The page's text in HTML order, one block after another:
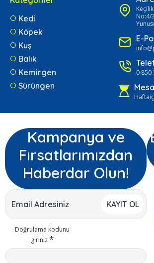
Kedi
Köpek
Kuş
Balık
Kemirgen
Sürüngen
No:4/3
E-
0 850
Kampanya ve
Fırsatlarımızdan
Haberdar Olun!
KAYIT OL
Doğrulama kodunu
giriniz